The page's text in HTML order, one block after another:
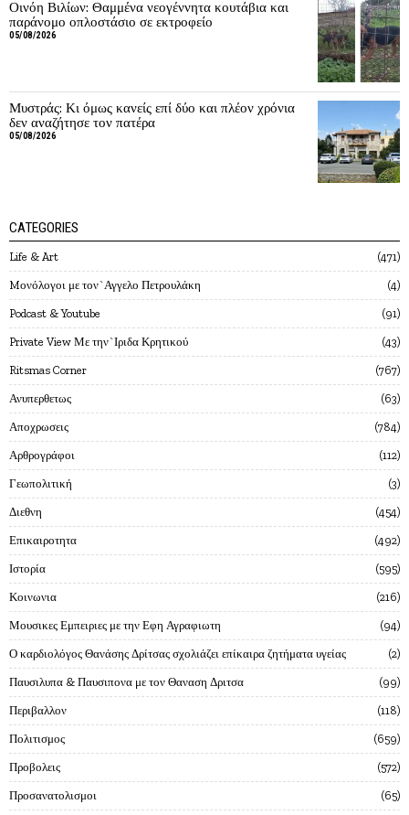
Οινόη Βιλίων: Θαμμένα νεογέννητα κουτάβια και
παράνομο οπλοστάσιο σε εκτροφείο
05/08/2026
Μυστράς: Κι όμως κανείς επί δύο και πλέον χρόνια
δεν αναζήτησε τον πατέρα
05/08/2026
CATEGORIES
Life & Art 471
Mονόλογοι με τον`Αγγελο Πετρουλάκη 4
Podcast & Youtube 91
Private View Με την`Ιριδα Κρητικού 43
Ritsmas Corner 767
Ανυπερθετως 63
Αποχρωσεις 784
Αρθρογράφοι 112
Γεωπολιτική 3
Διεθνη 454
Επικαιροτητα 492
Ιστορία 595
Κοινωνια 216
Μουσικες Εμπειριες με την Εφη Αγραφιωτη 94
Ο καρδιολόγος Θανάσης Δρίτσας σχολιάζει επίκαιρα ζητήματα υγείας 2
Παυσιλυπα & Παυσιπονα με τον Θαναση Δριτσα 99
Περιβαλλον 118
Πολιτισμος 659
Προβολεις 572
Προσανατολισμοι 65